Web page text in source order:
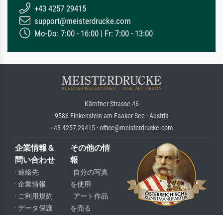
+43 4257 29415
support@meisterdrucke.com
Mo-Do: 7:00 - 16:00 | Fr: 7:00 - 13:00
Kärntner Strasse 46
9586 Finkenstein am Faaker See · Austria
+43 4257 29415 · office@meisterdrucke.com
企業情報＆
問い合わせ
· 連絡先
· 企業情報
· ご利用規約
· データ保護
その他の情
報
· 自分の写真
を使用
· アート作品
を売る